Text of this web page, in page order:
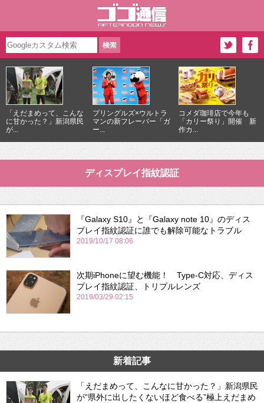
「えだまめって、こんな
に甘かった？」新潟県民
が...
プリングルズ×ウルトラ
マンの新フレーバー「ガ
ー...
コメダ珈琲店で今年も
「カリー祭り」開催 新
作カ...
ディスプレイ指紋認証
『Galaxy S10』と『Galaxy note 10』のディス
プレイ指紋認証に誰でも解除可能なトラブル
2019/10/17 08:06
次期iPhoneに望む機能！ Type-C対応、ディス
プレイ指紋認証、トリプルレンズ
2019/03/29 02:15
新着記事
「えだまめって、こんなに甘かった？」新潟県民
が“県外に出したくないほど食べる”極上えだまめ